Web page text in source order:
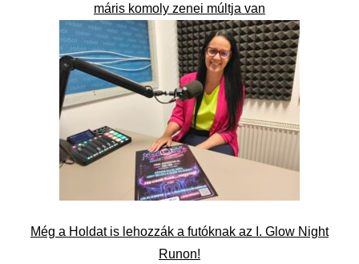
máris komoly zenei múltja van
Még a Holdat is lehozzák a futóknak az I. Glow Night
Runon!